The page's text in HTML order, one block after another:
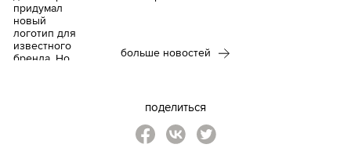
больше новостей
поделиться